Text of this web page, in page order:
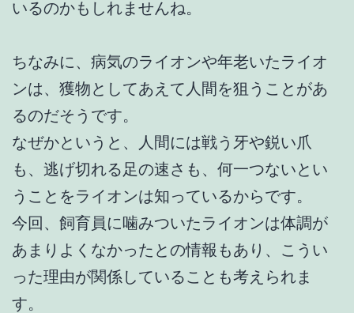
いるのかもしれませんね。
ちなみに、病気のライオンや年老いたライオ
ンは、獲物としてあえて人間を狙うことがあ
るのだそうです。
なぜかというと、人間には戦う牙や鋭い爪
も、逃げ切れる足の速さも、何一つないとい
うことをライオンは知っているからです。
今回、飼育員に噛みついたライオンは体調が
あまりよくなかったとの情報もあり、こうい
った理由が関係していることも考えられま
す。